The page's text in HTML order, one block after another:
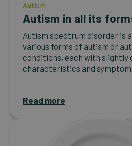
Autism
Autism in all its
Autism spectrum disorder is
various forms of autism or
conditions, each with
characteristics and
Read more